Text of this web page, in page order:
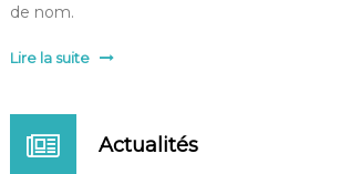
de nom.
Lire la suite
Actualités